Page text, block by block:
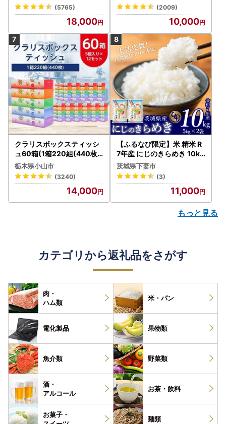
うなぎ 鰻 魚 惣菜 総菜
(5765)
18,000
県産 シャインマスカット 2
～3房（1.0kg以上）シャイ
ン フルーツ FN-Limited-S
P
(2009)
10,000
クラリスボックスティッシ
ュ60箱(1箱220組(440枚))
(5個入り×12セット)【配送
不可地域：離島・沖縄県】
【1256759】
栃木県小山市
(3240)
14,000
【ふるなび限定】米 精米 R
7年産 にじのきらめき 10kg
10月 FN-Limited-PR
茨城県下妻市
(3)
11,000
もっと見る
カテゴリから返礼品をさがす
肉・
ハム類
米・パン
電化製品 果物類
魚介類 野菜類
酒・
アルコール
お茶・ 飲料
お菓子・
麺類